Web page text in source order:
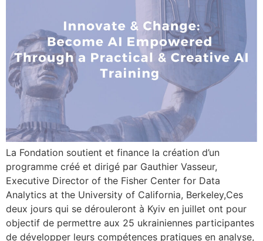
La Fondation soutient et finance la création d’un
programme créé et dirigé par Gauthier Vasseur,
Executive Director of the Fisher Center for Data
Analytics at the University of California, Berkeley,Ces
deux jours qui se dérouleront à Kyiv en juillet ont pour
objectif de permettre aux 25 ukrainiennes participantes
de développer leurs compétences pratiques en analyse,